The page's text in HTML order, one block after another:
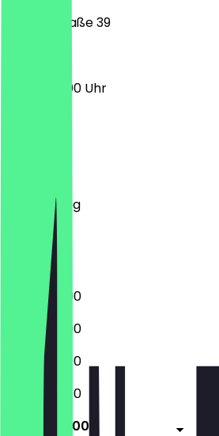
Louisenstraße 39
12:00 - 23:00 Uhr
Donnerstag
Samstag
Sonntag
12:00 - 22:00
12:00 - 22:00
12:00 - 22:00
12:00 - 22:00
12:00 - 23:00